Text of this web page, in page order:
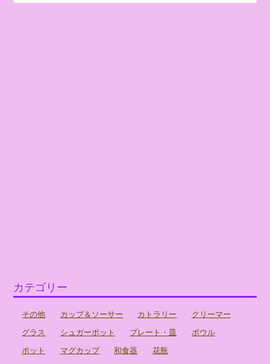
カテゴリー
その他 カップ＆ソーサー カトラリー
クリーマー
グラス
シュガーポット プレート・皿
ボウル
ポット
マグカップ 和食器 花瓶